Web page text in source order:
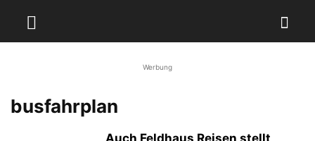
Werbung
busfahrplan
Auch Feldhaus Reisen stellt